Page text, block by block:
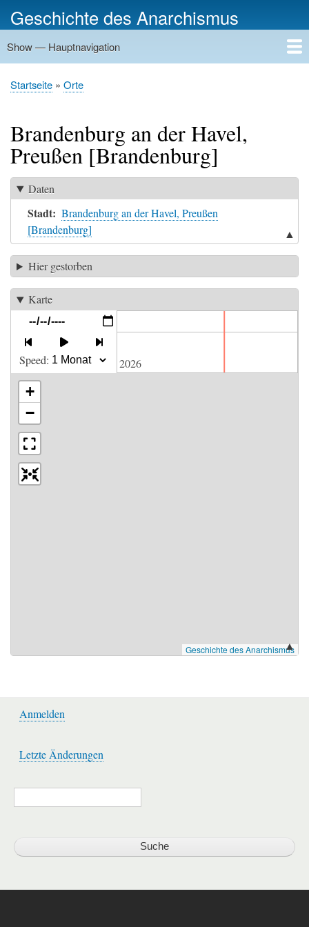
zum
Geschichte des Anarchismus
Hauptnavigation
Show — Hauptnavigation
Startseite
Geschichte
Personen
Gruppierungen
Ereignisse
Zeitungen
Schriftenreihen
Verlage
Treffpunkte
Rundwege
Orte
Bilder
Kategorien
Pfadnavigation
Startseite Orte
Brandenburg an der Havel,
Preußen [Brandenburg]
Daten
Stadt
Brandenburg an der Havel, Preußen
[Brandenburg]
▲
Hier gestorben
Karte
▲
Benutzermenü
Anmelden
Werkzeuge
Letzte Änderungen
Suche